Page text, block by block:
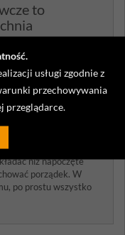
usługi zgodnie z
przechowywania
przeglądarce.
to
na przedłużenie
lepiej
na artykuły
szafce, ale może
półce czy na blacie.
trzymali cukier,
szafki,
niż napoczęte
porządek. W
po prostu wszystko